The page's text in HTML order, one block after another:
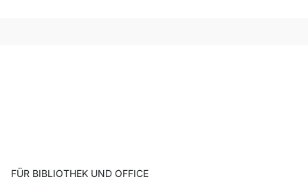
FÜR BIBLIOTHEK UND OFFICE